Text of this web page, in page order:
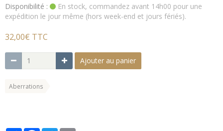
Disponibilité :
En stock, commandez avant 14h00 pour une
expédition le jour même (hors week-end et jours fériés).
32,00€ TTC
Ajouter au panier
Aberrations